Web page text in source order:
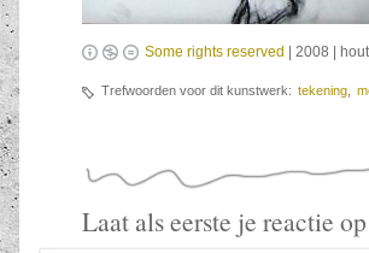
Some rights reserved | 2008 |
Trefwoorden voor dit kunstwerk: tekening,
Laat als eerste je reactie